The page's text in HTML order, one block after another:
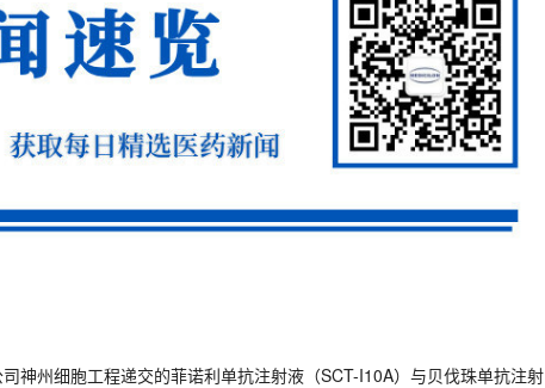
神州细胞工程递交的菲诺利单抗注射液（SCT-I10A）与贝伐珠单抗注射